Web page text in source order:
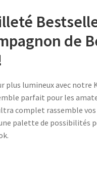
de
plus lumineux avec notre
parfait pour les
complet rassemble vos
palette de possibilités